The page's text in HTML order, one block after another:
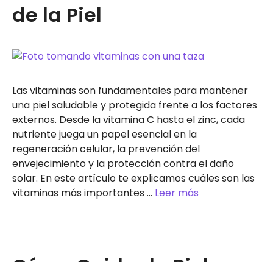
de la Piel
Las vitaminas son fundamentales para mantener
una piel saludable y protegida frente a los factores
externos. Desde la vitamina C hasta el zinc, cada
nutriente juega un papel esencial en la
regeneración celular, la prevención del
envejecimiento y la protección contra el daño
solar. En este artículo te explicamos cuáles son las
vitaminas más importantes … Leer más